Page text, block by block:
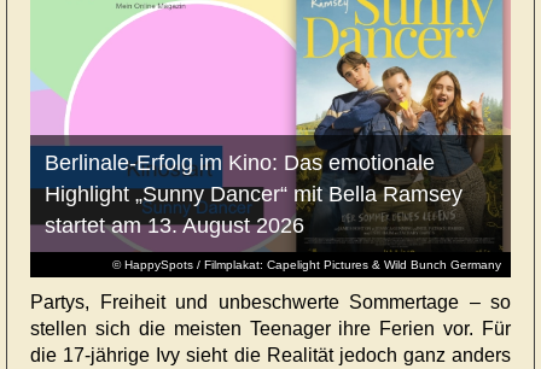
© HappySpots / Filmplakat: Capelight Pictures & Wild Bunch Germany
Berlinale-Erfolg im Kino: Das emotionale
Highlight „Sunny Dancer“ mit Bella Ramsey
startet am 13. August 2026
Partys, Freiheit und unbeschwerte Sommertage – so
stellen sich die meisten Teenager ihre Ferien vor. Für
die 17-jährige Ivy sieht die Realität jedoch ganz anders